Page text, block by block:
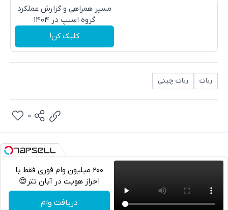
مسیر همراهی و گزارش عملکرد
گروه اسنپ در ۱۴۰۴
کلیک کن!
ربات ربات چینی
0
200 میلیون وام فوری فقط با
احراز هویت در آبان تتر😍
دریافت وام